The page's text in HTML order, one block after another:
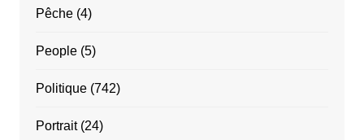
Pêche(4)
People(5)
Politique(742)
Portrait(24)